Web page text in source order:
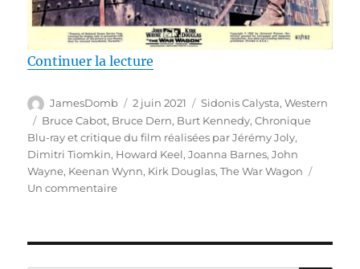
Continuer la lecture
Auteur
JamesDomb
Publié
le
2 juin 2021 Catégories
Sidonis Calysta,Western
Étiquettes
Bruce Cabot, Bruce Dern, Burt Kennedy,Chronique
Blu-ray et critique du film réalisées par Jérémy Joly,
Dimitri Tiomkin, Howard Keel,Joanna Barnes,John
Wayne, Keenan Wynn, Kirk Douglas,The War Wagon
Un commentairesur